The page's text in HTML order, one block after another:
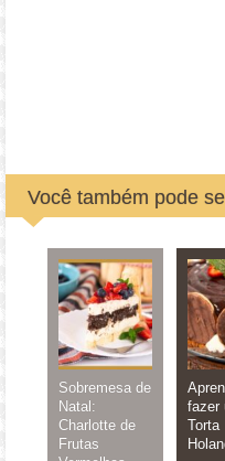
Você também pode
Sobremesa de
Natal:
Charlotte de
Frutas
fazer
Torta